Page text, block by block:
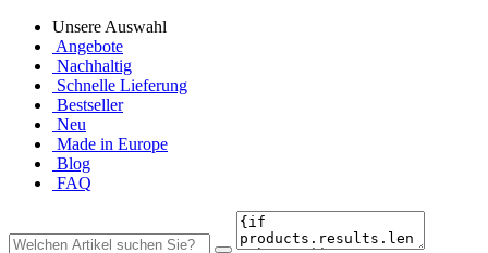
Unsere Auswahl
Angebote
Nachhaltig
Schnelle Lieferung
Bestseller
Neu
Made in Europe
Blog
FAQ